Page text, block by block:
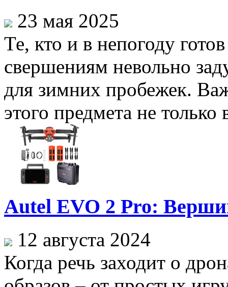
23 мая 2025
Те, кто и в непогоду
свершениям невольно
для зимних пробежек.
этого предмета не
Autel EVO 2 Pro:
12 августа 2024
Когда речь заходит о